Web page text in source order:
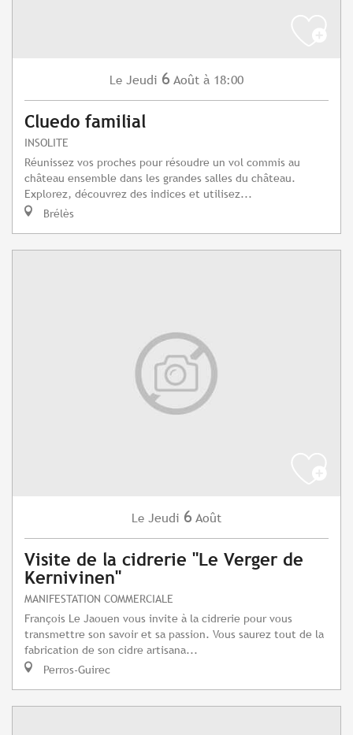
Le Jeudi 6 Août à 18:00
Cluedo familial
INSOLITE
Réunissez vos proches pour résoudre un vol commis au
château ensemble dans les grandes salles du château.
Explorez, découvrez des indices et utilisez...
Brélès
Le Jeudi 6 Août
Visite de la cidrerie "Le Verger de
Kernivinen"
MANIFESTATION COMMERCIALE
François Le Jaouen vous invite à la cidrerie pour vous
transmettre son savoir et sa passion. Vous saurez tout de la
fabrication de son cidre artisana...
Perros-Guirec